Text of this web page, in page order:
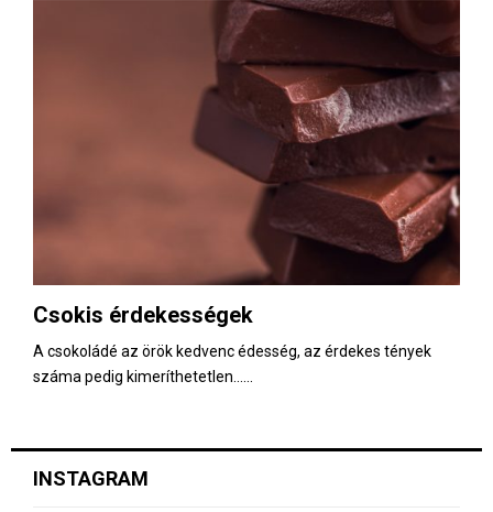
Csokis érdekességek
A csokoládé az örök kedvenc édesség, az érdekes tények
száma pedig kimeríthetetlen…...
INSTAGRAM